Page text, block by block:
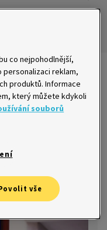
co nejpohodlnější,
reklam,
produktů. Informace
který můžete kdykoli
souborů
vše